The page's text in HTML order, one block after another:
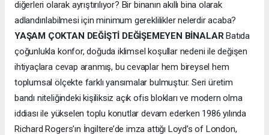
diğerleri olarak ayrıştırılıyor? Bir binanın akıllı bina olarak
adlandırılabilmesi için minimum gereklilikler nelerdir acaba?
YAŞAM ÇOKTAN DEĞİŞTİ DEĞİŞEMEYEN BİNALARBatıda
çoğunlukla konfor, doğuda iklimsel koşullar nedeni ile değişen
ihtiyaçlara cevap aranmış, bu cevaplar hem bireysel hem
toplumsal ölçekte farklı yansımalar bulmuştur. Seri üretim
bandı niteliğindeki kişiliksiz açık ofis blokları ve modern olma
iddiası ile yükselen toplu konutlar devam ederken 1986 yılında
Richard Rogers’ın İngiltere’de imza attığı Loyd’s of London,